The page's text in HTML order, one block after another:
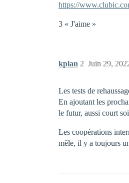
https://
3 « J'aime »
kplan Juin 29,
2
Les tests de
En ajoutant les
le futur, aussi court
Les coopérations
mêle, il y a toujours